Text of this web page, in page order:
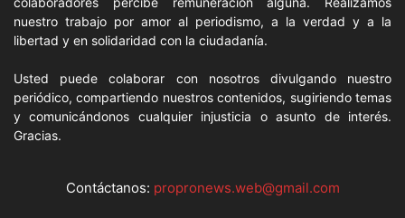
nuestro trabajo por amor al periodismo, a la verdad y a la
libertad y en solidaridad con la ciudadanía.
Usted puede colaborar con nosotros divulgando nuestro
periódico, compartiendo nuestros contenidos, sugiriendo temas
y comunicándonos cualquier injusticia o asunto de interés.
Gracias.
Contáctanos: propronews.web@gmail.com